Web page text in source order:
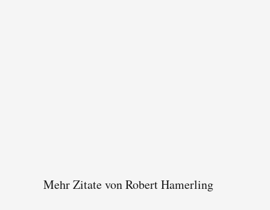
Mehr Zitate von Robert Hamerling